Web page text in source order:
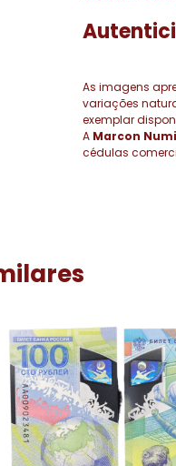
As imagens
variações
exemplar
A Marcon
cédulas